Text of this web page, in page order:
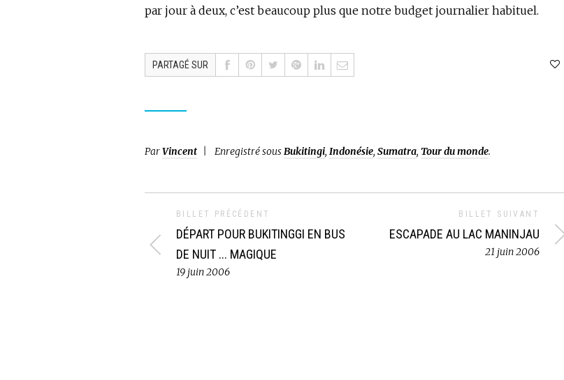
par jour à deux, c’est beaucoup plus que notre budget journalier habituel.
PARTAGÉ SUR
ParVincent Enregistré sousBukitingi, Indonésie, Sumatra, Tour du monde.
BILLET PRÉCÉDENT
DÉPART POUR BUKITINGGI EN BUS
DE NUIT ... MAGIQUE
19 juin 2006
BILLET SUIVANT
ESCAPADE AU LAC MANINJAU
21 juin 2006